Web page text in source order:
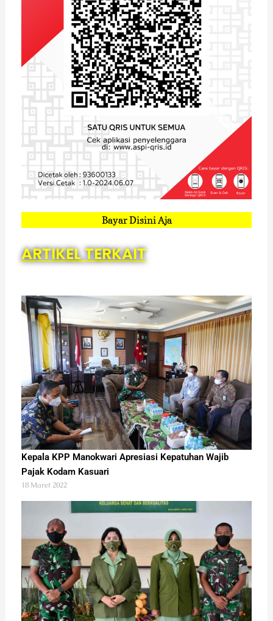
Bayar Disini Aja
ARTIKEL TERKAIT
Kepala KPP Manokwari Apresiasi Kepatuhan Wajib
Pajak Kodam Kasuari
18 Maret 2022